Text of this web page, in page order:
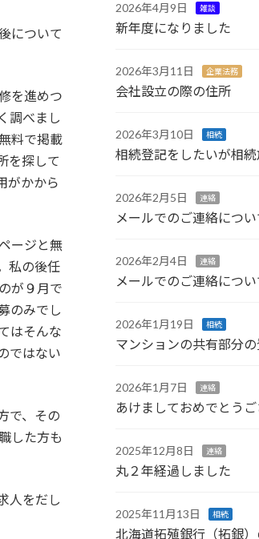
について
を進めつ
調べまし
料で掲載
を探して
がかから
ージと無
私の後任
が９月で
のみでし
はそんな
ではない
で、その
した方も
人をだし
2026年4月9日 雑談
新年度になりました
2026年3月11日 企業法務
会社設立の際の住所
2026年3月10日 相続
相続登記をしたいが相
2026年2月5日 連絡
メールでのご連絡につい
2026年2月4日 連絡
メールでのご連絡につい
2026年1月19日 相続
マンションの共有部分
2026年1月7日 連絡
あけましておめでとうご
2025年12月8日 連絡
丸２年経過しました
2025年11月13日 相続
北海道拓殖銀行（拓銀